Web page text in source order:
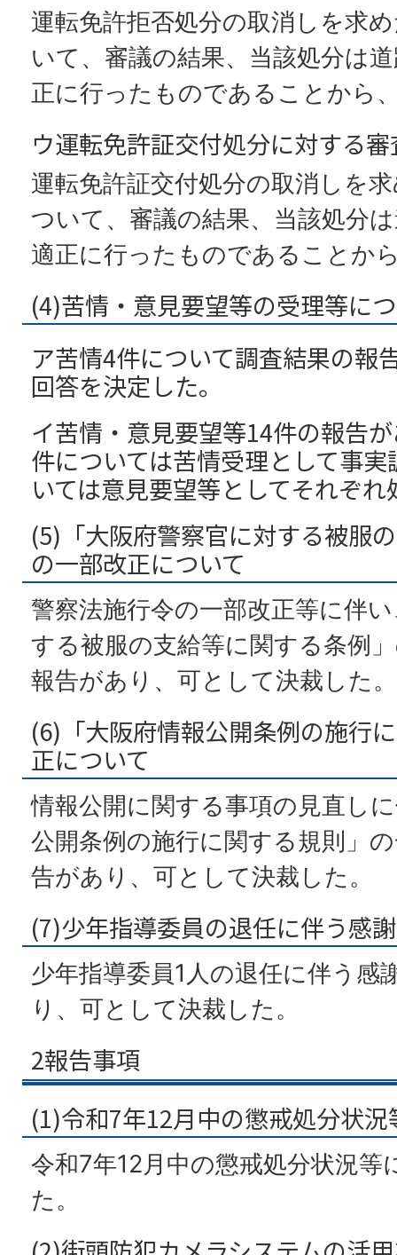
運転免許拒否処分の取消しを求
いて、審議の結果、当該処分は
正に行ったものであることから
ウ運転免許証交付処分に対する
運転免許証交付処分の取消しを
ついて、審議の結果、当該処分
適正に行ったものであることか
(4)苦情・意見要望等の受理等に
ア苦情4件について調査結果の報
回答を決定した。
イ苦情・意見要望等14件の報告
件については苦情受理として事
いては意見要望等としてそれぞ
(5)「大阪府警察官に対する被服
の一部改正について
警察法施行令の一部改正等に伴
する被服の支給等に関する条例
報告があり、可として決裁した。
(6)「大阪府情報公開条例の施行
正について
情報公開に関する事項の見直し
公開条例の施行に関する規則」
告があり、可として決裁した。
(7)少年指導委員の退任に伴う感
少年指導委員1人の退任に伴う感
り、可として決裁した。
2報告事項
(1)令和7年12月中の懲戒処分状況
令和7年12月中の懲戒処分状況等
た。